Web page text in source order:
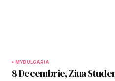
MYBULGARIA
8 Decembrie, Ziua